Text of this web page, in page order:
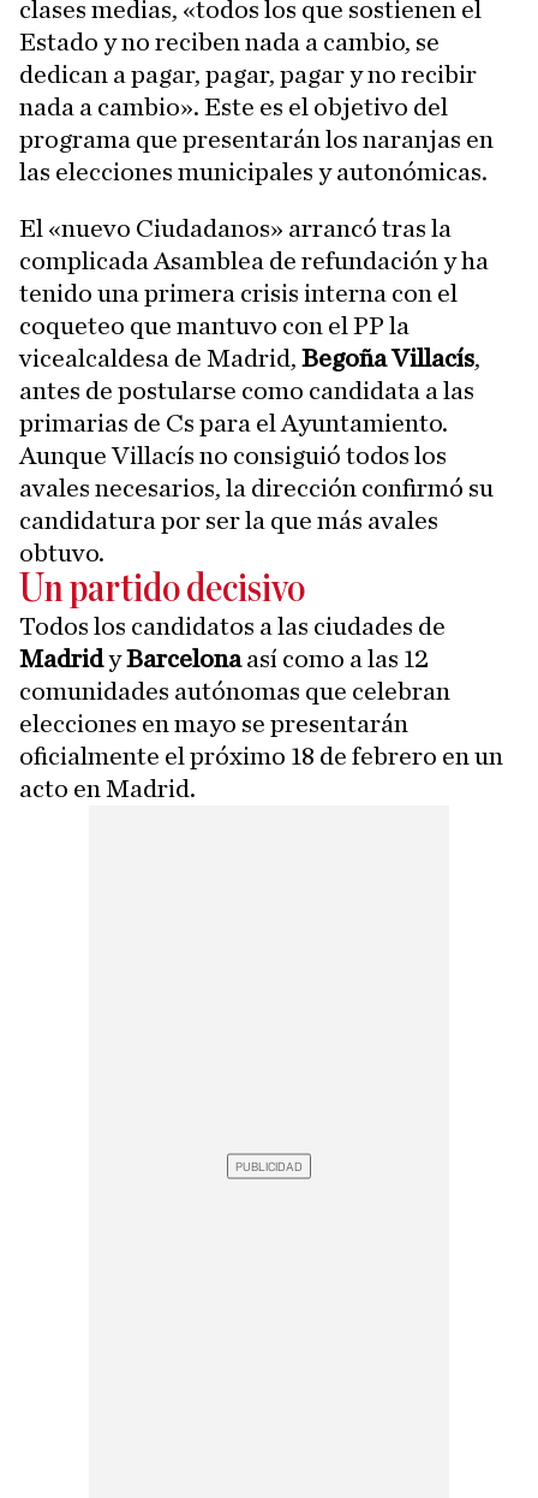
clases medias, «todos los que sostienen el
Estado y no reciben nada a cambio, se
dedican a pagar, pagar, pagar y no recibir
nada a cambio». Este es el objetivo del
programa que presentarán los naranjas en
las elecciones municipales y autonómicas.
El «nuevo Ciudadanos» arrancó tras la
complicada Asamblea de refundación y ha
tenido una primera crisis interna con el
coqueteo que mantuvo con el PP la
vicealcaldesa de Madrid, Begoña Villacís,
antes de postularse como candidata a las
primarias de Cs para el Ayuntamiento.
Aunque Villacís no consiguió todos los
avales necesarios, la dirección confirmó su
candidatura por ser la que más avales
obtuvo.
Un partido decisivo
Todos los candidatos a las ciudades de
MadridyBarcelonaasí como a las 12
comunidades autónomas que celebran
elecciones en mayo se presentarán
oficialmente el próximo 18 de febrero en un
acto en Madrid.